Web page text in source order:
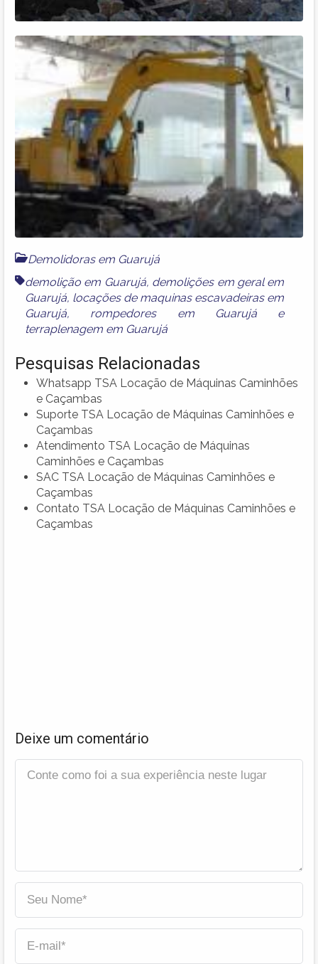
Demolidoras em Guarujá
demolição em Guarujá, demolições em geral em
Guarujá, locações de maquinas escavadeiras em
Guarujá, rompedores em Guarujá e
terraplenagem em Guarujá
Pesquisas Relacionadas
Whatsapp TSA Locação de Máquinas Caminhões
e Caçambas
Suporte TSA Locação de Máquinas Caminhões e
Caçambas
Atendimento TSA Locação de Máquinas
Caminhões e Caçambas
SAC TSA Locação de Máquinas Caminhões e
Caçambas
Contato TSA Locação de Máquinas Caminhões e
Caçambas
Deixe um comentário